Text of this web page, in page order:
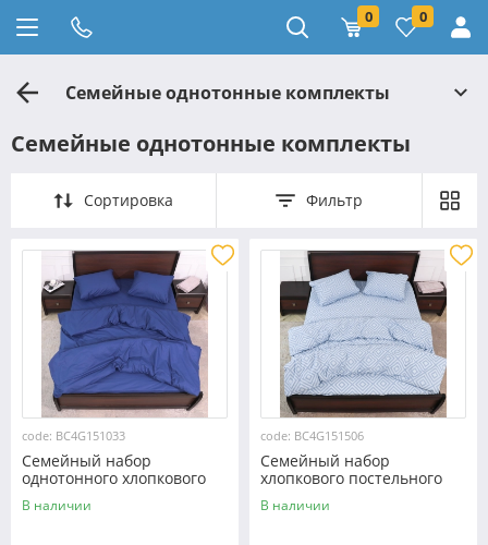
0 0
Семейные однотонные комплекты
Семейные однотонные комплекты
Сортировка Фильтр
code: BC4G151033
Семейный набор
однотонного хлопкового
постельного белья из Бязи
"Gold" №151033
В наличии
code: BC4G151506
Семейный набор
хлопкового постельного
белья с ромбами из Бязи
"Gold" №151506
В наличии